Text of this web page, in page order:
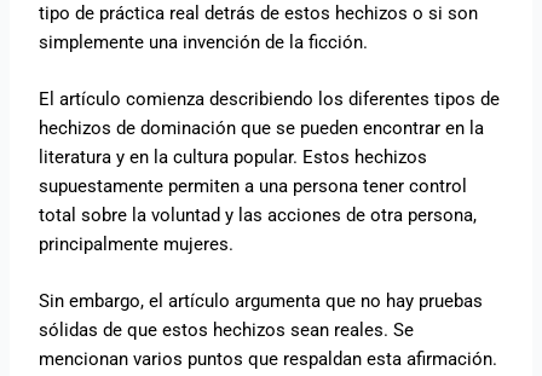
tipo de práctica real detrás de estos hechizos o si son
simplemente una invención de la ficción.
El artículo comienza describiendo los diferentes tipos de
hechizos de dominación que se pueden encontrar en la
literatura y en la cultura popular. Estos hechizos
supuestamente permiten a una persona tener control
total sobre la voluntad y las acciones de otra persona,
principalmente mujeres.
Sin embargo, el artículo argumenta que no hay pruebas
sólidas de que estos hechizos sean reales. Se
mencionan varios puntos que respaldan esta afirmación.